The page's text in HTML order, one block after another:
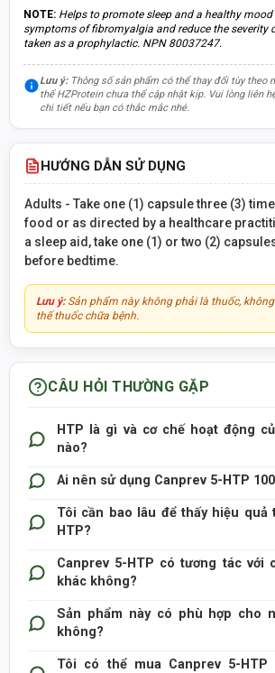
NOTE: Helps to promote sleep and a healthy mood
symptoms of fibromyalgia and reduce the severity
taken as a prophylactic. NPN 80037247.
Lưu ý:Thông số sản phẩm có thể thay đổi tùy theo
thể HZProtein chưa thể cập nhật kịp. Vui lòng liên
chi tiết nếu bạn có thắc mắc nhé.
HƯỚNG DẪN SỬ DỤNG
Adults - Take one (1) capsule three (3)
food or as directed by a healthcare
a sleep aid, take one (1) or two (2)
before bedtime.
Lưu ý: Sản phẩm này không phải là thuốc,
thế thuốc chữa bệnh.
CÂU HỎI THƯỜNG GẶP
HTP là gì và cơ chế hoạt động
nào?
Ai nên sử dụng Canprev 5-HTP
Tôi cần bao lâu để thấy hiệu quả
HTP?
Canprev 5-HTP có tương tác với
khác không?
Sản phẩm này có phù hợp cho
không?
Tôi có thể mua Canprev 5-HTP